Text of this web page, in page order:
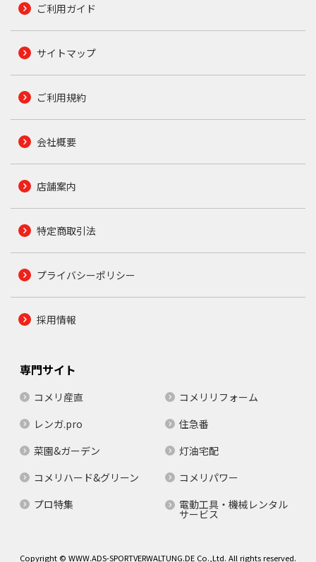
ご利用ガイド
サイトマップ
ご利用規約
会社概要
店舗案内
特定商取引法
プライバシーポリシー
採用情報
専門サイト
コメリ産直
コメリリフォーム
レンガ.pro
住急番
菜園&ガーデン
灯油宅配
コメリハード&グリーン
コメリパワー
プロ特集
電動工具・機械レンタル
サービス
Copyright © WWW.ADS-SPORTVERWALTUNG.DE Co.,Ltd. All rights reserved.